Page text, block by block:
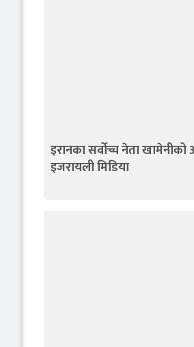
इरानका सर्वोच्च नेता खामेनीको
इजरायली मिडिया